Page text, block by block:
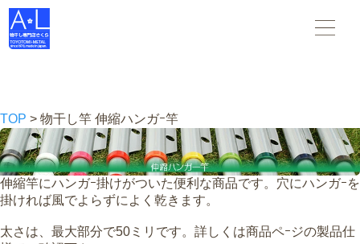
物干し竿 物干し台 布団干し がすべて揃う 物干し専門店さくら
。スタンダードな物干し・布団干しからデザインされた物干
し-- 創業45年の老舗物干しメーカーです。
TOP > 物干し竿 伸縮ハンガｰ竿
伸縮竿にハンガｰ掛けがついた便利な商品です。穴にハンガｰを
掛ければ風でよらずによく乾きます。
太さは、最大部分で50ミリです。詳しくは商品ペｰジの製品仕